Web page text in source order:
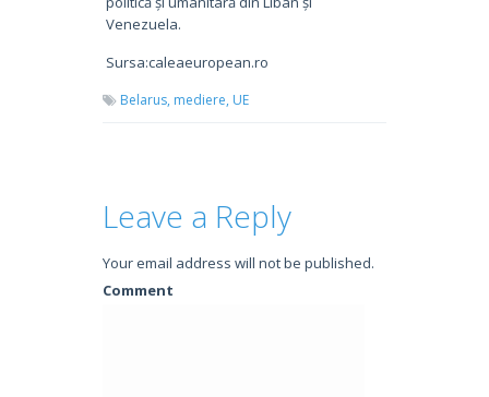
Venezuela.
Sursa:caleaeuropean.ro
Belarus, mediere, UE
Leave a Reply
Your email address will not be published.
Comment